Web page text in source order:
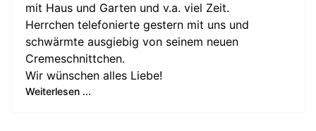
mit Haus und Garten und v.a. viel Zeit.
Herrchen telefonierte gestern mit uns und
schwärmte ausgiebig von seinem neuen
Cremeschnittchen.
Wir wünschen alles Liebe!
Weiterlesen ...